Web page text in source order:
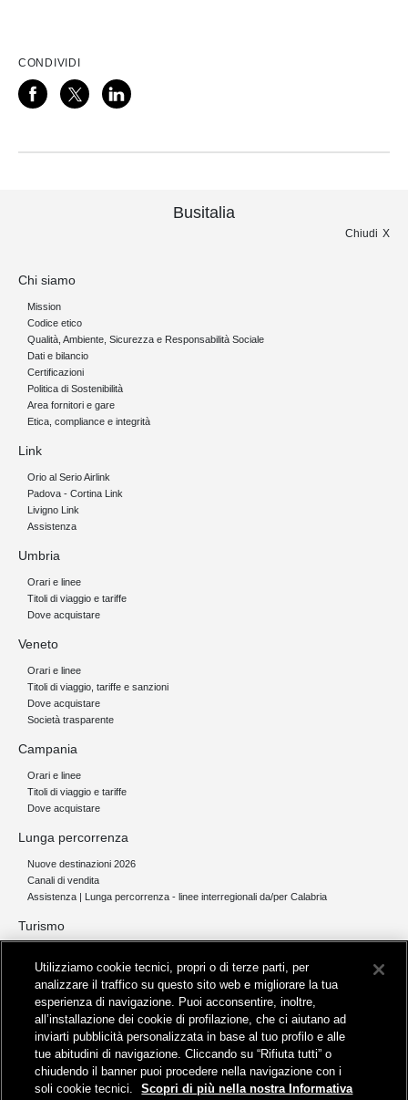
CONDIVIDI
Busitalia
Chiudi
Chi siamo
Mission
Codice etico
Qualità, Ambiente, Sicurezza e Responsabilità Sociale
Dati e bilancio
Certificazioni
Politica di Sostenibilità
Area fornitori e gare
Etica, compliance e integrità
Link
Orio al Serio Airlink
Padova - Cortina Link
Livigno Link
Assistenza
Umbria
Orari e linee
Titoli di viaggio e tariffe
Dove acquistare
Veneto
Orari e linee
Titoli di viaggio, tariffe e sanzioni
Dove acquistare
Società trasparente
Campania
Orari e linee
Titoli di viaggio e tariffe
Dove acquistare
Lunga percorrenza
Nuove destinazioni 2026
Canali di vendita
Assistenza | Lunga percorrenza - linee interregionali da/per Calabria
Turismo
Servizi per aeroporti
Servizi di noleggio con conducente
Servizio di navigazione sul Lago Trasimeno
News e comunicati stampa
Comunicati stampa
Busitalia – Sita Nord
, Gruppo FS Italiane, è attiva nei servizi di
Utilizziamo cookie tecnici, propri o di terze parti, per
analizzare il traffico su questo sito web e migliorare la tua
esperienza di navigazione. Puoi acconsentire, inoltre,
all’installazione dei cookie di profilazione, che ci aiutano ad
inviarti pubblicità personalizzata in base al tuo profilo e alle
tue abitudini di navigazione. Cliccando su “Rifiuta tutti” o
chiudendo il banner puoi procedere nella navigazione con i
soli cookie tecnici.
Scopri di più nella nostra Informativa